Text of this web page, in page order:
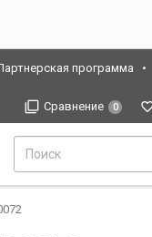
программа
Сравнение 0